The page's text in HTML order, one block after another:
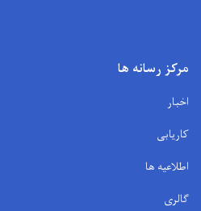
مرکز رسانه ها
اخبار
کاریابی
اطلاعیه ها
گالری